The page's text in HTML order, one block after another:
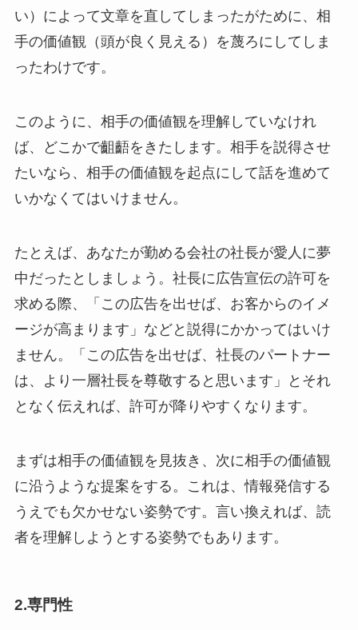
い）によって文章を直してしまったがために、相
手の価値観（頭が良く見える）を蔑ろにしてしま
ったわけです。
このように、相手の価値観を理解していなけれ
ば、どこかで齟齬をきたします。相手を説得させ
たいなら、相手の価値観を起点にして話を進めて
いかなくてはいけません。
たとえば、あなたが勤める会社の社長が愛人に夢
中だったとしましょう。社長に広告宣伝の許可を
求める際、「この広告を出せば、お客からのイメ
ージが高まります」などと説得にかかってはいけ
ません。「この広告を出せば、社長のパートナー
は、より一層社長を尊敬すると思います」とそれ
となく伝えれば、許可が降りやすくなります。
まずは相手の価値観を見抜き、次に相手の価値観
に沿うような提案をする。これは、情報発信する
うえでも欠かせない姿勢です。言い換えれば、読
者を理解しようとする姿勢でもあります。
2.専門性